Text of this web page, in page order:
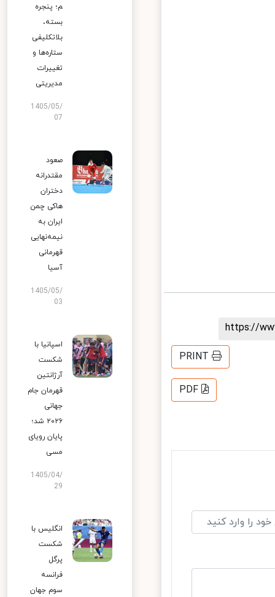
https://
PRINT
PDF
م؛ پنجره
بسته،
بلاتکلیفی
ستاره‌ها و
تغییرات
مدیریتی
1405/05/
07
صعود
مقتدرانه
دختران
هاکی چمن
ایران به
نیمه‌نهایی
قهرمانی
آسیا
1405/05/
03
اسپانیا با
شکست
آرژانتین
قهرمان جام
جهانی
۲۰۲۶ شد؛
پایان رویای
مسی
1405/04/
29
انگلیس با
شکست
پرگل
فرانسه
سوم جهان